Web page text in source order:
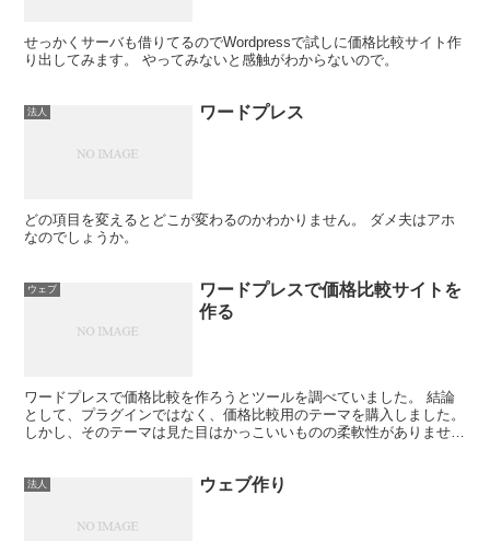
せっかくサーバも借りてるのでWordpressで試しに価格比較サイト作
り出してみます。 やってみないと感触がわからないので。
法人 ワードプレス
どの項目を変えるとどこが変わるのかわかりません。 ダメ夫はアホ
なのでしょうか。
ウェブ
ワードプレスで価格比較サイトを
作る
ワードプレスで価格比較を作ろうとツールを調べていました。 結論
として、プラグインではなく、価格比較用のテーマを購入しました。
しかし、そのテーマは見た目はかっこいいものの柔軟性がありませ
法人 ウェブ作り